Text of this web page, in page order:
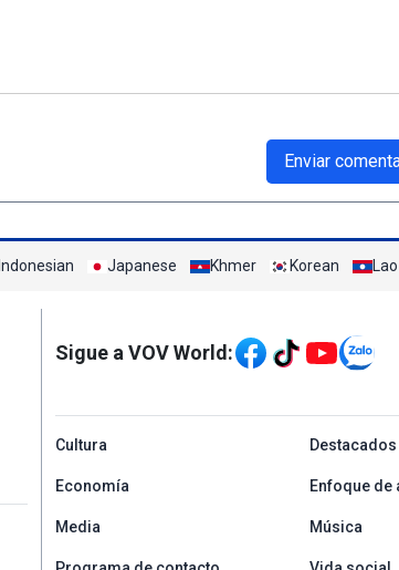
Enviar
Indonesian Japanese Khmer Korean Lao
Mạng xã hội
Sigue a VOV World:
menu footer tiếng Tây
Cultura Destacados
Economía Enfoque de
Media Música